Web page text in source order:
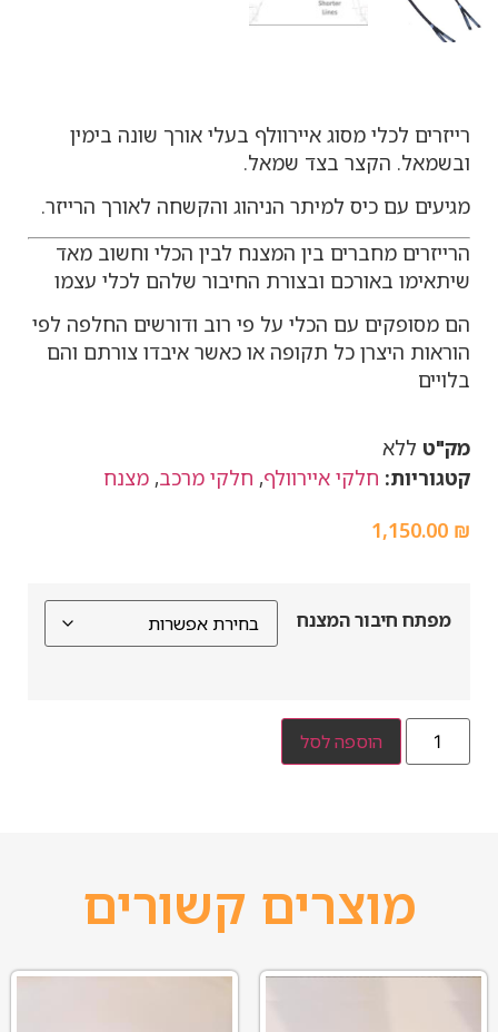
רייזרים לכלי מסוג איירוולף בעלי אורך שונה בימין
ובשמאל. הקצר בצד שמאל.
מגיעים עם כיס למיתר הניהוג והקשחה לאורך הרייזר.
הרייזרים מחברים בין המצנח לבין הכלי וחשוב מאד
שיתאימו באורכם ובצורת החיבור שלהם לכלי עצמו
הם מסופקים עם הכלי על פי רוב ודורשים החלפה לפי
הוראות היצרן כל תקופה או כאשר איבדו צורתם והם
בלויים
מק"ט ללא
קטגוריות: חלקי איירוולף, חלקי מרכב, מצנח
1,150.00 ₪
מפתח חיבור המצנח
הוספה לסל
מוצרים קשורים